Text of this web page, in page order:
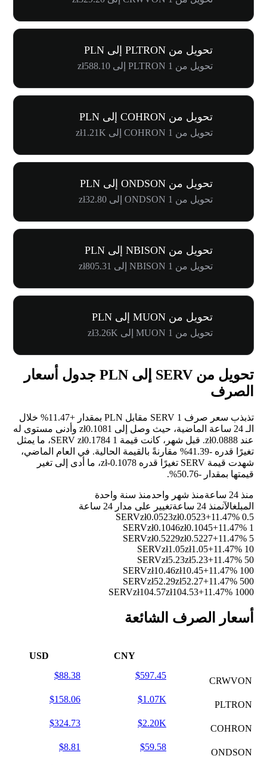
تحويل من PLTRON إلى PLN
تحويل من 1 PLTRON إلى zł588.10
تحويل من COHRON إلى PLN
تحويل من 1 COHRON إلى zł1.21K
تحويل من ONDSON إلى PLN
تحويل من 1 ONDSON إلى zł32.80
تحويل من NBISON إلى PLN
تحويل من 1 NBISON إلى zł805.31
تحويل من MUON إلى PLN
تحويل من 1 MUON إلى zł3.26K
تحويل من SERV إلى PLN جدول أسعار
الصرف
تذبذب سعر صرف 1 SERV مقابل PLN بمقدار +11.47%
خلال
الـ 24 ساعة الماضية، حيث وصل إلى zł0.1081 وأدنى مستوى له
عند zł0.0888. قبل شهر، كانت قيمة 1 SERV zł0.1784، ما يمثل
تغيرًا قدره -41.39%
مقارنةً بالقيمة الحالية. في العام الماضي،
شهدت قيمة SERV تغيرًا قدره zł-0.1078، ما أدى إلى تغير
قيمتها بمقدار -50.76%
.
منذ 24 ساعة منذ شهر واحدمنذ سنة واحدة
المبلغالآنمنذ 24 ساعة
تغيير على مدار 24 ساعة
0.5 SERV
zł0.0523zł0.0523+11.47%
1 SERV
zł0.1046zł0.1045+11.47%
5 SERV
zł0.5229zł0.5227+11.47%
10 SERV
zł1.05zł1.05+11.47%
50 SERV
zł5.23zł5.23+11.47%
100 SERV
zł10.46zł10.45+11.47%
500 SERV
zł52.29zł52.27+11.47%
1000 SERV
zł104.57zł104.53+11.47%
أسعار الصرف الشائعة
CNY
USD
CRWVON
$597.45
$88.38
PLTRON
$1.07K
$158.06
COHRON
$2.20K
$324.73
ONDSON
$59.58
$8.81